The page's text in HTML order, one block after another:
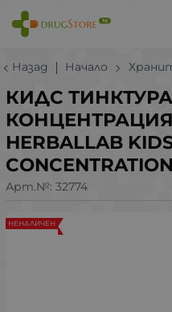
Назад Начало
КИДС
КОНЦЕНТРАЦИЯ
HERBALLAB
CONCENTRATION
Арт.№: 32774
НЕНАЛИЧЕН